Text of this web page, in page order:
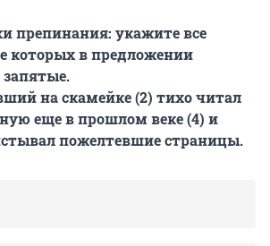
препинания: укажите все
которых в предложении
на скамейке (2) тихо читал
еще в прошлом веке (4) и
пожелтевшие страницы.